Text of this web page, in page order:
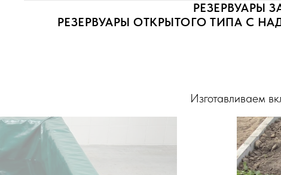
РЕЗЕРВУАРЫ
РЕЗЕРВУАРЫ ОТКРЫТОГО ТИПА С
Изготавливаем